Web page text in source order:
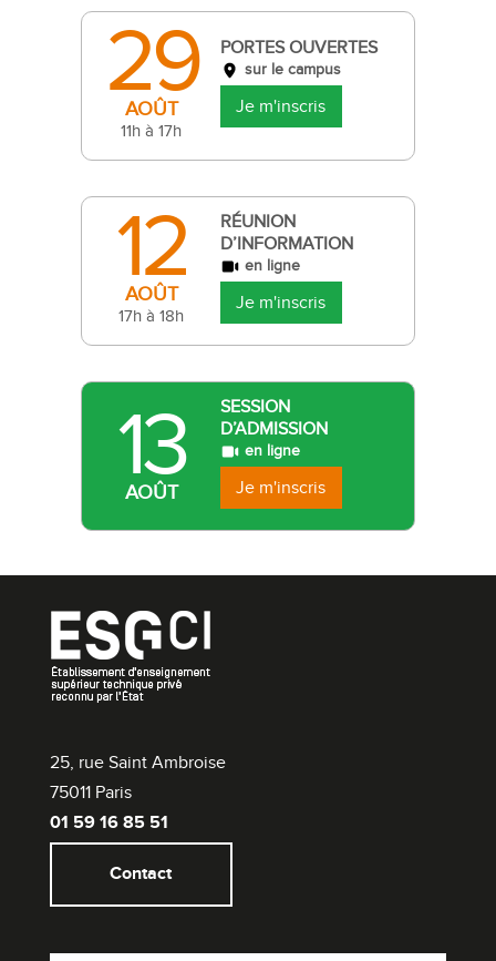
29
AOÛT
11h à 17h
PORTES OUVERTES
sur le campus
Je m'inscris
12
AOÛT
17h à 18h
RÉUNION
D’INFORMATION
en ligne
Je m'inscris
13
AOÛT
SESSION
D’ADMISSION
en ligne
Je m'inscris
25, rue Saint Ambroise
75011 Paris
01 59 16 85 51
Contact